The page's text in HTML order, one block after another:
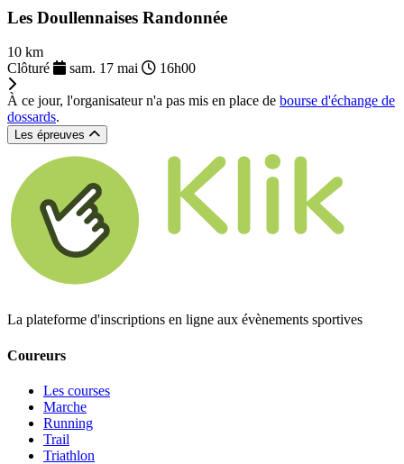
Les Doullennaises Randonnée
10 km
Clôturé
sam. 17 mai 16h00
À ce jour, l'organisateur n'a pas mis en place de bourse d'échange de
dossards.
Les épreuves
La plateforme d'inscriptions en ligne aux évènements sportives
Coureurs
Les courses
Marche
Running
Trail
Triathlon